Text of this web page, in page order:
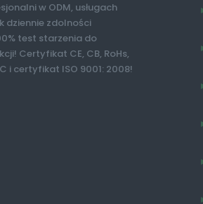
w ODM, usługach
dziennie zdolności
test starzenia do
Certyfikat CE, CB, RoHs,
i certyfikat ISO 9001: 2008!